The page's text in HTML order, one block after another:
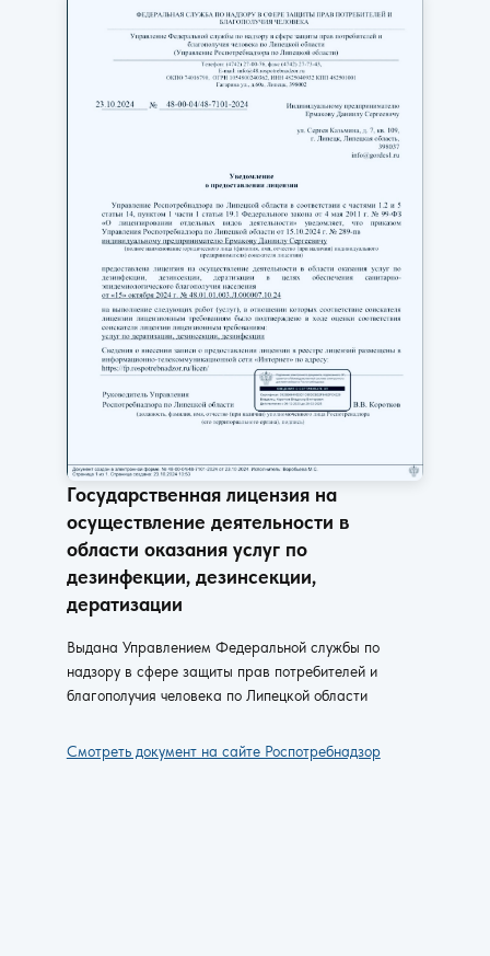
Государственная лицензия на
осуществление деятельности в
области оказания услуг по
дезинфекции, дезинсекции,
дератизации
Выдана Управлением Федеральной службы по
надзору в сфере защиты прав потребителей и
благополучия человека по Липецкой области
Смотреть документ на сайте Роспотребнадзор